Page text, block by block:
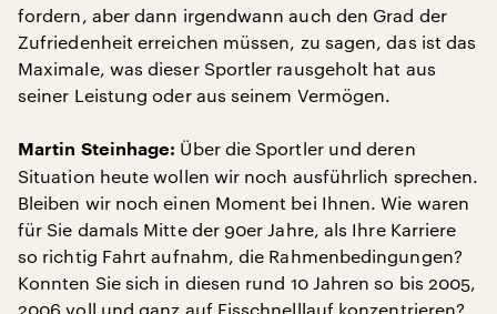
fordern, aber dann irgendwann auch den Grad der
Zufriedenheit erreichen müssen, zu sagen, das ist das
Maximale, was dieser Sportler rausgeholt hat aus
seiner Leistung oder aus seinem Vermögen.
Martin Steinhage: Über die Sportler und deren
Situation heute wollen wir noch ausführlich sprechen.
Bleiben wir noch einen Moment bei Ihnen. Wie waren
für Sie damals Mitte der 90er Jahre, als Ihre Karriere
so richtig Fahrt aufnahm, die Rahmenbedingungen?
Konnten Sie sich in diesen rund 10 Jahren so bis 2005,
2006 voll und ganz auf Eisschnelllauf konzentrieren?